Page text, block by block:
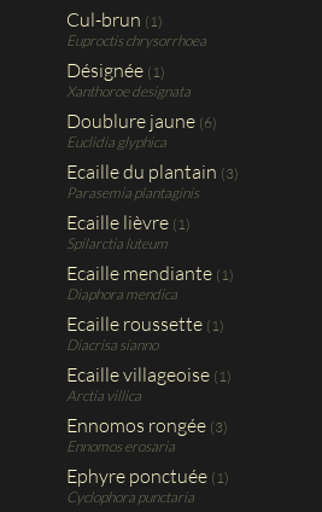
Cul-brun (1)
Euproctis chrysorrhoea
Désignée (1)
Xanthoroe designata
Doublure jaune (6)
Euclidia glyphica
Ecaille du plantain (3)
Parasemia plantaginis
Ecaille lièvre (1)
Spilarctia luteum
Ecaille mendiante (1)
Diaphora mendica
Ecaille roussette (1)
Diacrisa sianno
Ecaille villageoise (1)
Arctia villica
Ennomos rongée (3)
Ennomos erosaria
Ephyre ponctuée (1)
Cyclophora punctaria